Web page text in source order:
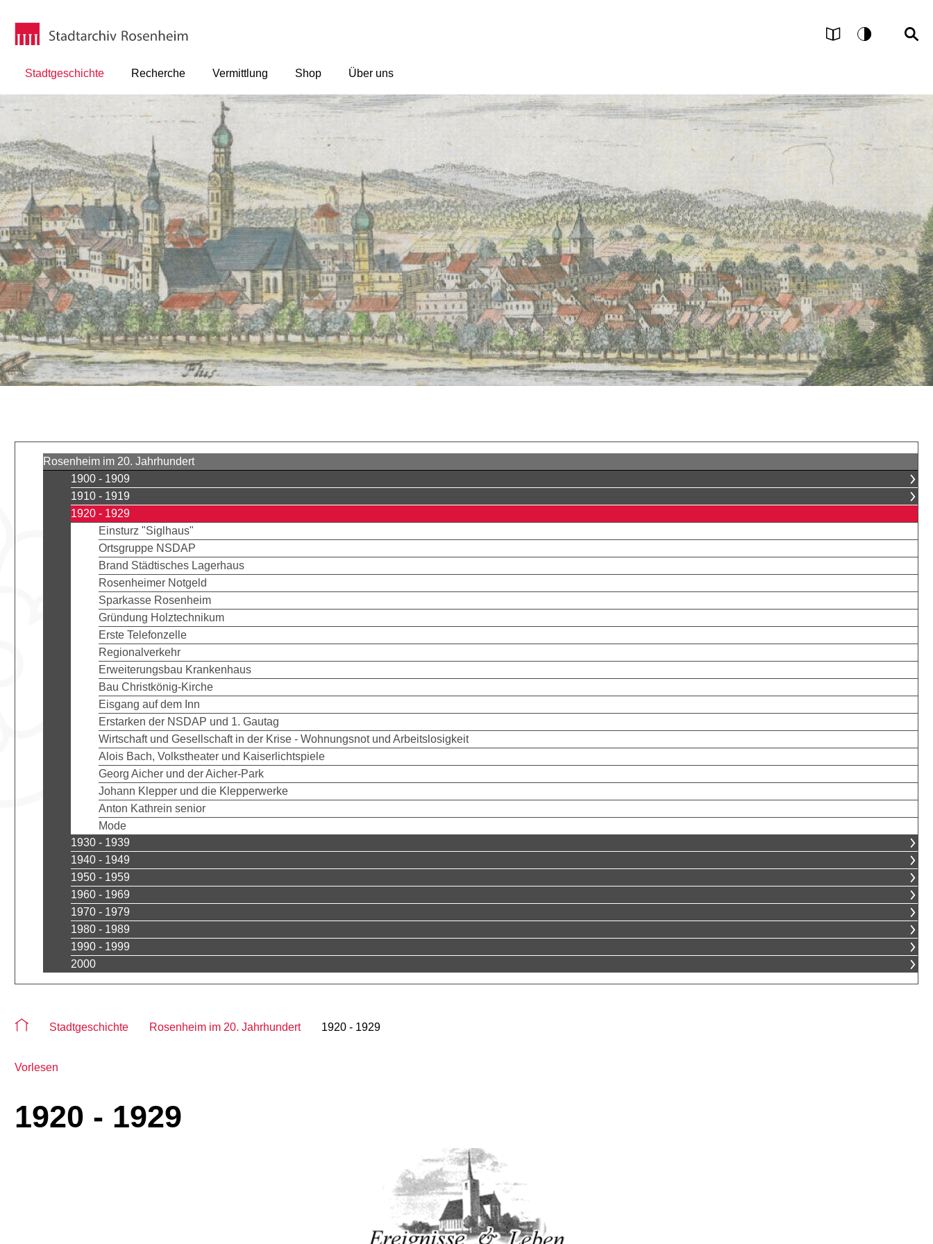
Stadtgeschichte Recherche Vermittlung Shop Über uns
Rosenheim im 20. Jahrhundert
1900 - 1909
1910 - 1919
1920 - 1929
Einsturz "Siglhaus"
Ortsgruppe NSDAP
Brand Städtisches Lagerhaus
Rosenheimer Notgeld
Sparkasse Rosenheim
Gründung Holztechnikum
Erste Telefonzelle
Regionalverkehr
Erweiterungsbau Krankenhaus
Bau Christkönig-Kirche
Eisgang auf dem Inn
Erstarken der NSDAP und 1. Gautag
Wirtschaft und Gesellschaft in der Krise - Wohnungsnot und Arbeitslosigkeit
Alois Bach, Volkstheater und Kaiserlichtspiele
Georg Aicher und der Aicher-Park
Johann Klepper und die Klepperwerke
Anton Kathrein senior
Mode
1930 - 1939
1940 - 1949
1950 - 1959
1960 - 1969
1970 - 1979
1980 - 1989
1990 - 1999
2000
Sie befinden sich auf der Seite "1920 - 1929"
Stadtgeschichte Rosenheim im 20. Jahrhundert 1920 - 1929
Vorlesen
1920 - 1929